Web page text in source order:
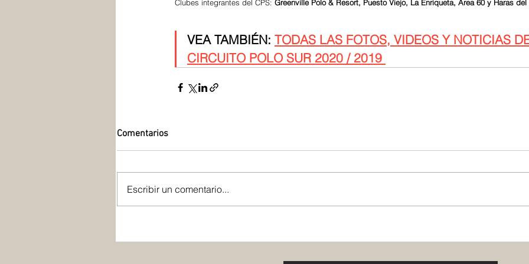
Clubes integrantes del CPS: Greenville Polo & Resort, Puesto Viejo, La Enriqueta, Area 60 y Haras del
VEA TAMBIÉN: TODAS LAS FOTOS, VIDEOS Y NOTICIAS
CIRCUITO POLO SUR 2020 / 2019
Comentarios
Escribir un comentario...